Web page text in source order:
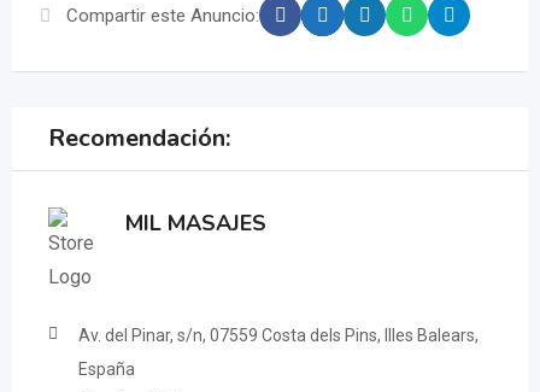
Compartir este Anuncio:
Recomendación:
MIL MASAJES
Av. del Pinar, s/n, 07559 Costa dels Pins, Illes Balears,
España